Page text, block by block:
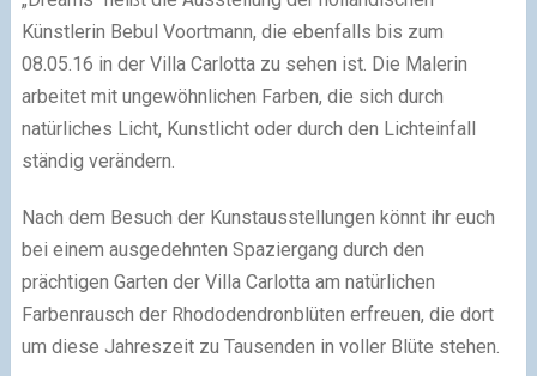
Künstlerin Bebul Voortmann, die ebenfalls bis zum
08.05.16 in der Villa Carlotta zu sehen ist. Die Malerin
arbeitet mit ungewöhnlichen Farben, die sich durch
natürliches Licht, Kunstlicht oder durch den Lichteinfall
ständig verändern.
Nach dem Besuch der Kunstausstellungen könnt ihr euch
bei einem ausgedehnten Spaziergang durch den
prächtigen Garten der Villa Carlotta am natürlichen
Farbenrausch der Rhododendronblüten erfreuen, die dort
um diese Jahreszeit zu Tausenden in voller Blüte stehen.